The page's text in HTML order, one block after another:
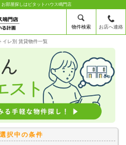
部屋探しはピタットハウス鳴門店
物件検索 お店へ連絡
イレ別 賃貸物件一覧
選択中の条件